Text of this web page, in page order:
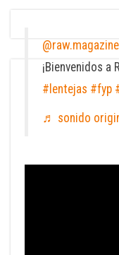
@raw.magazine
¡Bienvenidos a
#lentejas #fyp
♬ sonido